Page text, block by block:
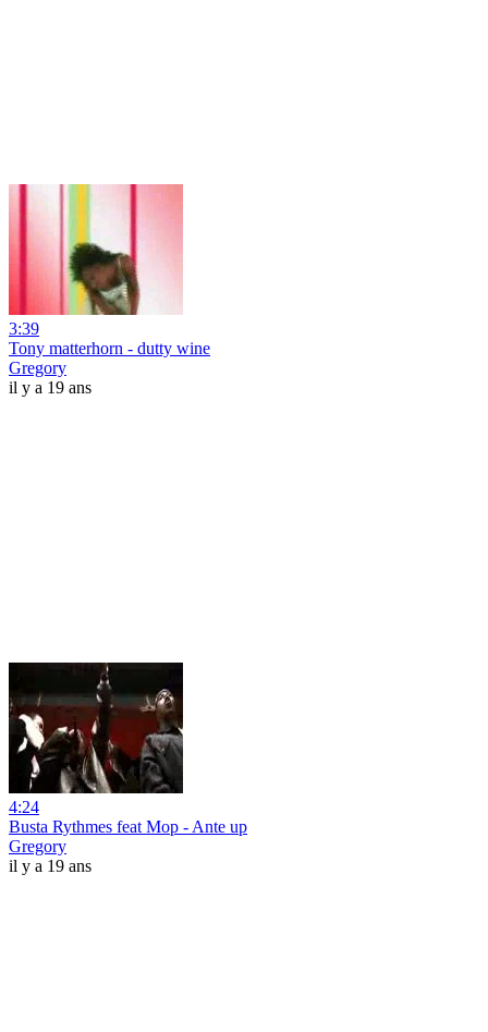
3:39
Tony matterhorn - dutty wine
Gregory
il y a 19 ans
4:24
Busta Rythmes feat Mop - Ante up
Gregory
il y a 19 ans